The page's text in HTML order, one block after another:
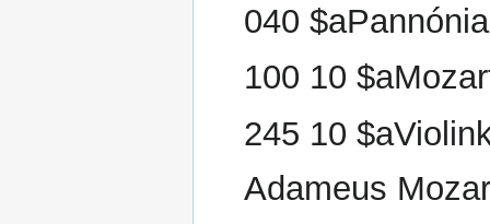
040
100 10
245 10
Adameus